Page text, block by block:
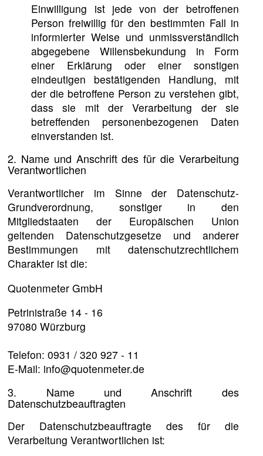
Einwilligung ist jede von der betroffenen
Person freiwillig für den bestimmten Fall in
informierter Weise und unmissverständlich
abgegebene Willensbekundung in Form
einer Erklärung oder einer sonstigen
eindeutigen bestätigenden Handlung, mit
der die betroffene Person zu verstehen gibt,
dass sie mit der Verarbeitung der sie
betreffenden personenbezogenen Daten
einverstanden ist.
2. Name und Anschrift des für die Verarbeitung
Verantwortlichen
Verantwortlicher im Sinne der Datenschutz-
Grundverordnung, sonstiger in den
Mitgliedstaaten der Europäischen Union
geltenden Datenschutzgesetze und anderer
Bestimmungen mit datenschutzrechtlichem
Charakter ist die:
Quotenmeter GmbH
Petrinistraße 14 - 16
97080 Würzburg
Telefon: 0931 / 320 927 - 11
E-Mail: info@quotenmeter.de
3. Name und Anschrift des
Datenschutzbeauftragten
Der Datenschutzbeauftragte des für die
Verarbeitung Verantwortlichen ist: